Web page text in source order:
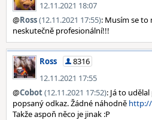
12.11.2021 18:07
@Ross(12.11.2021 17:55): Musím se to
neskutečně profesionální!!!
Ross
8316
12.11.2021 17:55
@Cobot(12.11.2021 17:52): Já to
popsaný odkaz. Žádné náhodně
Takže aspoň něco je jinak :P